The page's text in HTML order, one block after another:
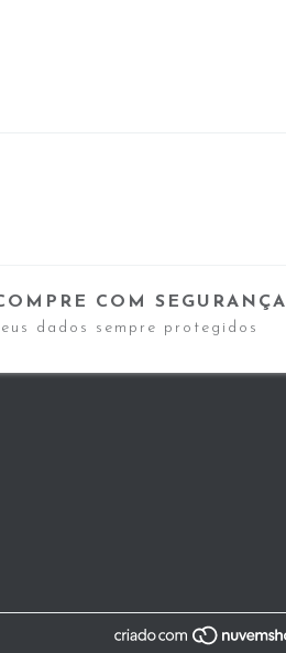
COM SEGURANÇA
dados sempre protegidos